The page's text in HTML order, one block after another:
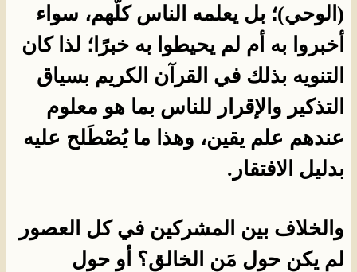
(الوحي)؛ بل يعلمه الناس كلُّهم، سواء
أخبروا به أم لم يحيطوا به خبرًا؛ لذا كان
التنويه بذلك في القرآن الكريم بسياق
التذكير والإقرار للناس بما هو معلوم
عندهم علم يقين، وهذا ما يُصْطَلح عليه
بدليل الافتقار.
والخلاف بين المشركين في كل العصور
لم يكن حول مَن الخالق؟ أو حول